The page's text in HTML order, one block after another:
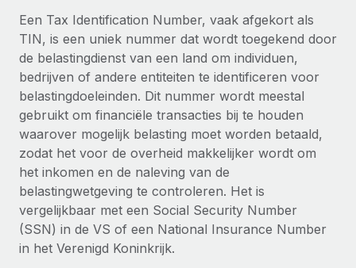
PEO
Ingewikkelde HR-taken eenvoudig uitbesteden
INFRASTRUCTUUR
Remote Embedded
HR naadloos in workflows integreren
Platform
Ingebouwde essentiële HR-functies voor je team
Verbinden
Nieuw
AI-tools koppelen aan Remote met onze MCP
GROEIFASE
Start-ups
Flexibele global HR en payroll solutions voor groeiende
bedrijven
Mid-market
Teams uitbreiden met HR solutions op maat
Enterprise
Global HR voor grote bedrijven
Ontdek valuta-opties en betaalsnelheden voor
LEREN MET REMOTE
Onderzoek en gidsen
Casestudy's
HR-woordenlijst
Checklists en templates
Bibliotheek met functiebeschrijvingen
Nederlands
Français
Deutsch
Español
Italiano
Português (Portugal)
Inloggen
Een Tax Identification Number, vaak afgekort als
TIN, is een uniek nummer dat wordt toegekend door
de belastingdienst van een land om individuen,
bedrijven of andere entiteiten te identificeren voor
belastingdoeleinden. Dit nummer wordt meestal
gebruikt om financiële transacties bij te houden
waarover mogelijk belasting moet worden betaald,
zodat het voor de overheid makkelijker wordt om
het inkomen en de naleving van de
belastingwetgeving te controleren. Het is
vergelijkbaar met een Social Security Number
(SSN) in de VS of een National Insurance Number
in het Verenigd Koninkrijk.